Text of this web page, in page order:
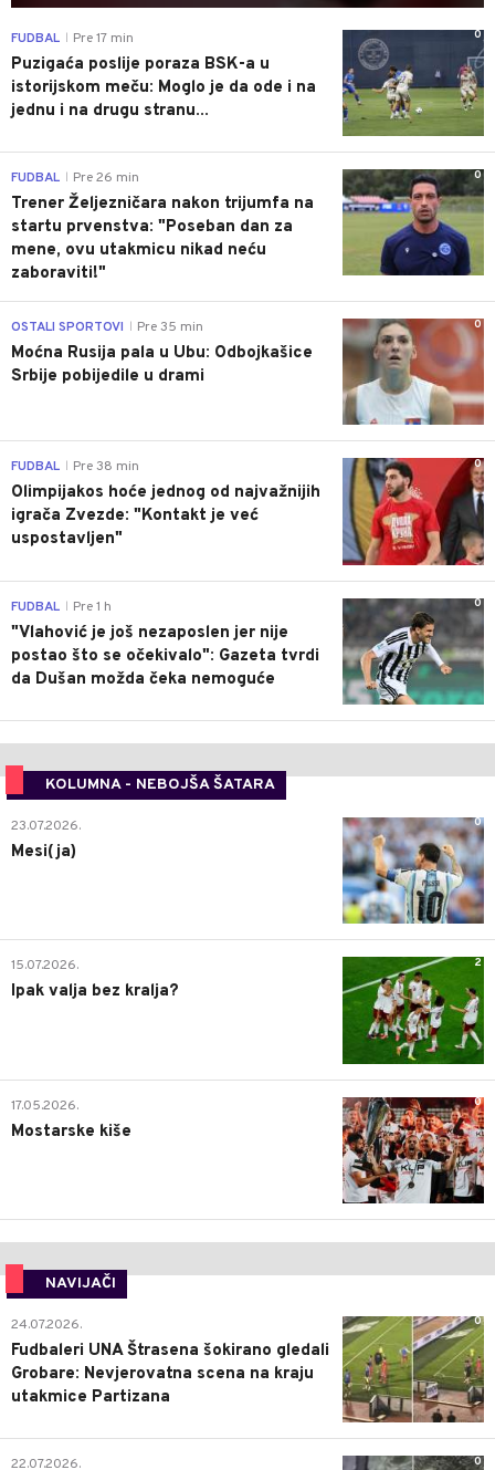
0
FUDBAL Pre 17 min
Puzigaća poslije poraza BSK-a u
istorijskom meču: Moglo je da ode i na
jednu i na drugu stranu...
0
FUDBAL Pre 26 min
Trener Željezničara nakon trijumfa na
startu prvenstva: "Poseban dan za
mene, ovu utakmicu nikad neću
zaboraviti!"
0
OSTALI SPORTOVI Pre 35 min
Moćna Rusija pala u Ubu: Odbojkašice
Srbije pobijedile u drami
0
FUDBAL Pre 38 min
Olimpijakos hoće jednog od najvažnijih
igrača Zvezde: "Kontakt je već
uspostavljen"
0
FUDBAL Pre 1 h
"Vlahović je još nezaposlen jer nije
postao što se očekivalo": Gazeta tvrdi
da Dušan možda čeka nemoguće
KOLUMNA - NEBOJŠA ŠATARA
0
23.07.2026.
Mesi(ja)
2
15.07.2026.
Ipak valja bez kralja?
0
17.05.2026.
Mostarske kiše
NAVIJAČI
0
24.07.2026.
Fudbaleri UNA Štrasena šokirano gledali
Grobare: Nevjerovatna scena na kraju
utakmice Partizana
0
22.07.2026.